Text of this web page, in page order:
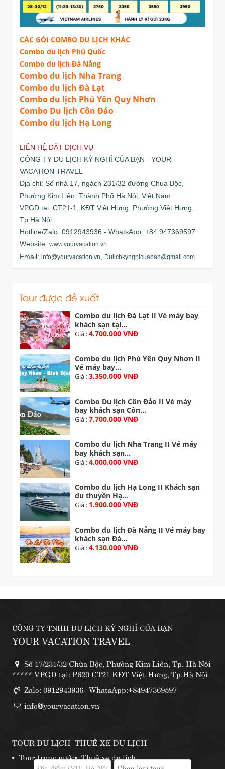
CÁC GÓI COMBO DU LỊCH KHÁC
Combo du lịch Phú Quốc
Combo du lịch Đà Nẵng
Combo du lịch Nha Trang
Combo du lịch Đà Lạt
Combo du lịch Phú Yên Quy Nhơn
Combo Du lịch Côn Đảo
Combo du lịch Hạ Long
LIÊN HỆ ĐẶT DỊCH VỤ
CÔNG TY DU LỊCH KỲ NGHỈ CỦA BẠN - YOUR
VACATION TRAVEL
Địa chỉ: Số nhà 17, ngách 231/32 đường Chùa Bộc,
Phường Kim Liên, Thành Phố Hà Nội, Việt Nam
VPGD tại: CT21-1, KĐT Việt Hưng, Phường Việt Hưng,
Tp.Hà Nội
Hotline/Zalo: 0912943936 - WhatsApp: +84.947369597
Website: www.yourvacation.vn
Email: info@yourvacation.vn, Dulichkynghicuaban@gmail.com
Tour được đề xuất
Combo du lịch Đà Lạt II Vé máy bay
khách sạn tại...
Giá :4.700.000 VNĐ
Combo du lịch Phú Yên Quy Nhơn II
Vé máy bay...
Giá :3.350.000 VNĐ
Combo Du lịch Côn Đảo II Vé máy
bay khách sạn Côn...
Giá :7.700.000 VNĐ
Combo du lịch Nha Trang II Vé máy
bay khách sạn...
Giá :4.000.000 VNĐ
Combo du lịch Hạ Long II Khách sạn
du thuyền Hạ...
Giá : 1.900.000 VNĐ
Combo du lịch Đà Nẵng II Vé máy bay
khách sạn Đà...
Giá :4.130.000 VNĐ
CÔNG TY TNHH DU LỊCH KỲ NGHỈ CỦA BẠN
YOUR VACATION TRAVEL
Số 17/231/32 Chùa Bộc, Phường Kim Liên, Tp. Hà Nội
***** VPGD tại: P620 CT21 KĐT Việt Hưng, Tp.Hà Nội
Zalo: 0912943936- WhatsApp:+84947369597
info@yourvacation.vn
TOUR DU LỊCH
Tour trong nước
THUÊ XE DU LỊCH
Thuê xe du lịch